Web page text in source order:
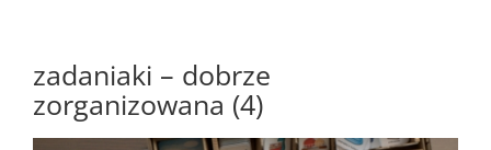
zadaniaki – dobrze
zorganizowana (4)